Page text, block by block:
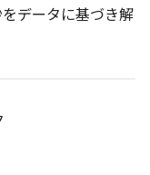
データに基づき解